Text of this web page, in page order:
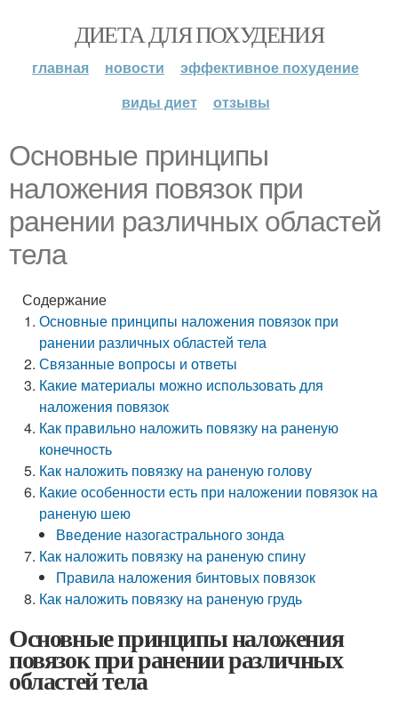
ДИЕТА ДЛЯ ПОХУДЕНИЯ
главная новости
эффективное похудение
виды диет
отзывы
Основные принципы
наложения повязок при
ранении различных областей
тела
Содержание
Основные принципы наложения повязок при
ранении различных областей тела
Связанные вопросы и ответы
Какие материалы можно использовать для
наложения повязок
Как правильно наложить повязку на раненую
конечность
Как наложить повязку на раненую голову
Какие особенности есть при наложении повязок на
раненую шею
Введение назогастрального зонда
Как наложить повязку на раненую спину
Правила наложения бинтовых повязок
Как наложить повязку на раненую грудь
Основные принципы наложения
повязок при ранении различных
областей тела